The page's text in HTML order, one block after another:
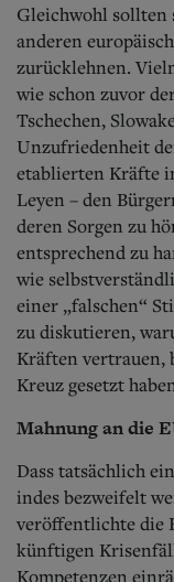
Gleichwohl sollten
anderen
zurücklehnen.
wie schon zuvor
Tschechen,
Unzufriedenheit
etablierten Kräfte
Leyen – den
deren Sorgen zu
entsprechend zu
wie
einer „falschen“
zu diskutieren,
Kräften vertrauen,
Kreuz gesetzt
Mahnung an die
Dass tatsächlich
indes bezweifelt
veröffentlichte die
künftigen
Kompetenzen